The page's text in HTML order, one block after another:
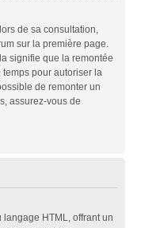
de sa consultation,
sur la première page.
signifie que la remontée
pour autoriser la
de remonter un
assurez-vous de
HTML, offrant un